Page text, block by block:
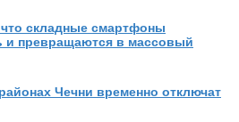
складные смартфоны
и превращаются в массовый
Чечни временно отключат